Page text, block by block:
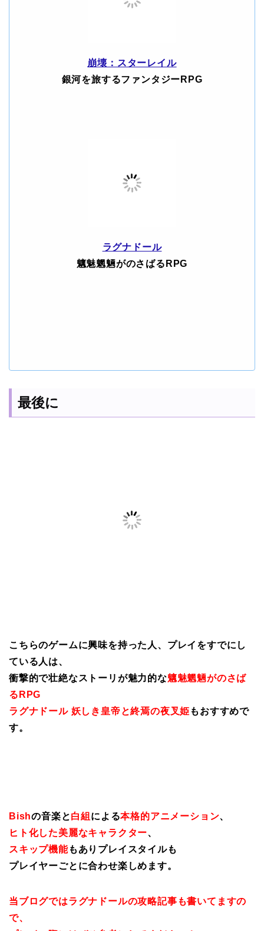
崩壊：スターレイル
銀河を旅するファンタジーRPG
ラグナドール
魑魅魍魎がのさばるRPG
最後に
こちらのゲームに興味を持った人、プレイをすでにし
ている人は、
衝撃的で壮絶なストーリが魅力的な魑魅魍魎がのさば
るRPG
ラグナドール 妖しき皇帝と終焉の夜叉姫 もおすすめで
す。
Bishの音楽と白組 による本格的アニメーション、
ヒト化した美麗なキャラクター、
スキップ機能もありプレイスタイルも
プレイヤーごとに合わせ楽しめます。
当ブログではラグナドールの攻略記事も書いてますの
で、